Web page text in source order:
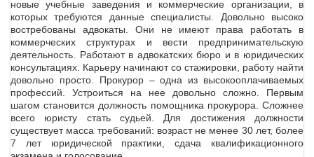
новые учебные заведения и коммерческие организации, в
которых требуются данные специалисты. Довольно высоко
востребованы адвокаты. Они не имеют права работать в
коммерческих структурах и вести предпринимательскую
деятельность. Работают в адвокатских бюро и в юридических
консультациях. Карьеру начинают со стажировки, работу найти
довольно просто. Прокурор – одна из высокооплачиваемых
профессий. Устроиться на нее довольно сложно. Первым
шагом становится должность помощника прокурора. Сложнее
всего юристу стать судьей. Для достижения должности
существует масса требований: возраст не менее 30 лет, более
7 лет юридической практики, сдача квалификационного